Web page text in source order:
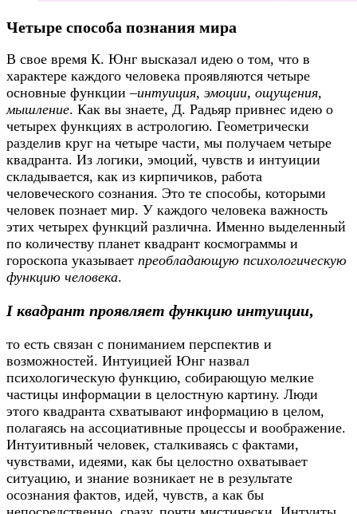
Четыре способа познания мира
В свое время К. Юнг высказал идею о том, что в
характере каждого человека проявляются четыре
основные функции –интуиция, эмоции, ощущения,
мышление. Как вы знаете, Д. Радьяр привнес идею о
четырех функциях в астрологию. Геометрически
разделив круг на четыре части, мы получаем четыре
квадранта. Из логики, эмоций, чувств и интуиции
складывается, как из кирпичиков, работа
человеческого сознания. Это те способы, которыми
человек познает мир. У каждого человека важность
этих четырех функций различна. Именно выделенный
по количеству планет квадрант космограммы и
гороскопа указывает преобладающую психологическую
функцию человека.
I квадрант проявляет функцию интуиции,
то есть связан с пониманием перспектив и
возможностей. Интуицией Юнг назвал
психологическую функцию, собирающую мелкие
частицы информации в целостную картину. Люди
этого квадранта схватывают информацию в целом,
полагаясь на ассоциативные процессы и воображение.
Интуитивный человек, сталкиваясь с фактами,
чувствами, идеями, как бы целостно охватывает
ситуацию, и знание возникает не в результате
осознания фактов, идей, чувств, а как бы